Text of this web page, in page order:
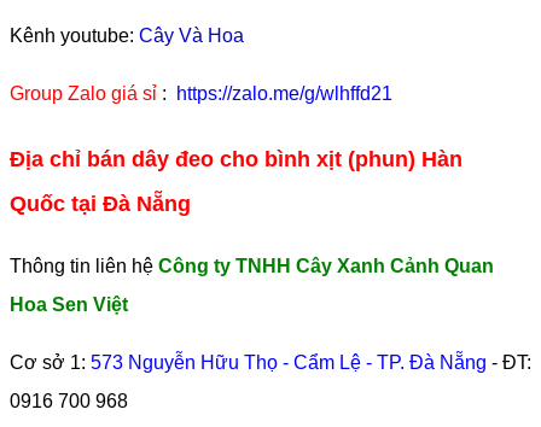
Kênh youtube: Cây Và Hoa
Group Zalo giá sỉ : https://zalo.me/g/wlhffd21
Địa chỉ bán dây đeo cho bình xịt (phun) Hàn
Quốc tại Đà Nẵng
Thông tin liên hệ Công ty TNHH Cây Xanh Cảnh Quan
Hoa Sen Việt
Cơ sở 1: 573 Nguyễn Hữu Thọ - Cẩm Lệ - TP. Đà Nẵng - ĐT:
0916 700 968